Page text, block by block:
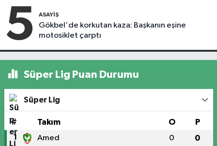
5 ASAYIŞ
Gökbel'de korkutan kaza: Başkanın eşine
motosiklet çarptı
Süper Lig Puan Durumu
Süper Lig
# Takım O P
1 Amed 0 0